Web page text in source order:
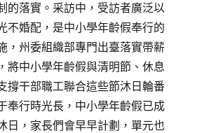
的落實。采訪中，受訪者廣泛以
不婚配，是中小學年齡假奉行的
，州委組織部專門出臺落實帶薪
將中小學年齡假與清明節、休息
撐干部職工聯合這些節沐日輪番
奉行時光長，中小學年齡假已成
日，家長們會早早計劃，單元也